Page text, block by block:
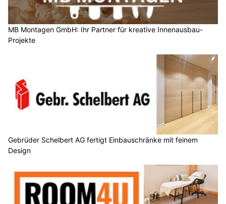
MB Montagen GmbH: Ihr Partner für kreative Innenausbau-
Projekte
Gebrüder Schelbert AG fertigt Einbauschränke mit feinem
Design